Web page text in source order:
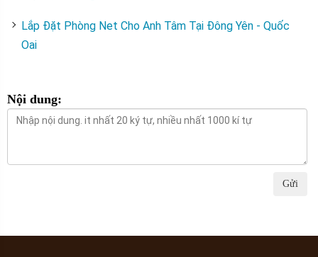
Lắp Đặt Phòng Net Cho Anh Tâm Tại Đông Yên - Quốc
Oai
Nội dung:
Gửi